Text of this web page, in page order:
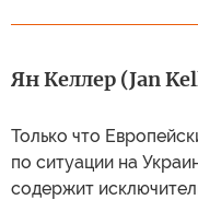
Ян Келлер (Jan
Только что
по ситуации на
содержит